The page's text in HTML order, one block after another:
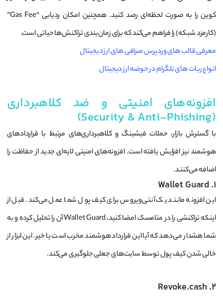
کوین را به صورت لحظه‌ای رصد کنید. همچنین امکان ردیابی “Gas Fee”
(کارمزد شبکه) را فراهم می‌کند که برای زمان‌بندی تراکنش‌ها حیاتی است.
معرفی قالب های وردپرس صرافی های ارز دیجیتال
انواع ربات های تلگرام در حوضه ارز دیجیتال
افزونه‌های امنیتی و ضد کلاهبرداری
(Security & Anti-Phishing)
با گسترش بازار، حملات فیشینگ و کلاهبرداری‌های مرتبط با قراردادهای
هوشمند نیز افزایش یافته است. افزونه‌های امنیتی لایه‌ای جدید از حفاظت را
اضافه می‌کنند.
1. Wallet Guard
این افزونه مانند یک آنتی‌ویروس برای کیف پول شما عمل می‌کند. قبل از
اینکه تراکنشی را در متامسک امضا کنید، Wallet Guard آن را تحلیل کرده و به
شما هشدار می‌دهد که آیا این قرارداد هوشمند مخرب است یا خیر. این ابزار از
خالی شدن کیف پول توسط سایت‌های جعلی جلوگیری می‌کند.
2. Revoke.cash